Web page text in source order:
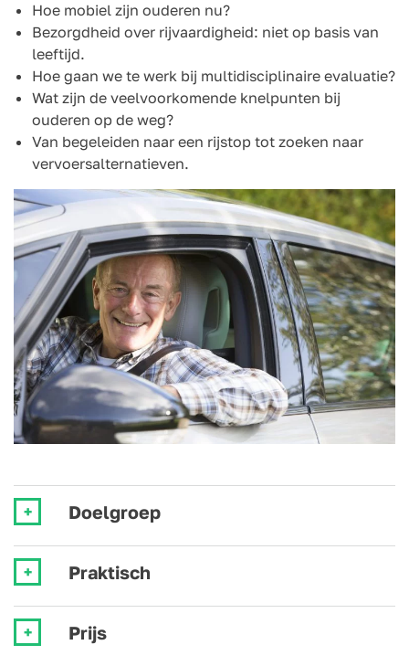
Hoe mobiel zijn ouderen nu?
Bezorgdheid over rijvaardigheid: niet op basis van
leeftijd.
Hoe gaan we te werk bij multidisciplinaire evaluatie?
Wat zijn de veelvoorkomende knelpunten bij
ouderen op de weg?
Van begeleiden naar een rijstop tot zoeken naar
vervoersalternatieven.
Doelgroep
Praktisch
Prijs